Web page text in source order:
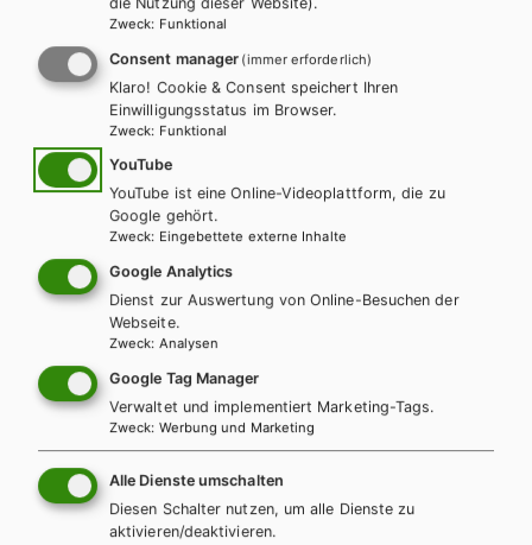
170035
978-3-230-03775-6
REIHE
Sprachbausteine – kompetenzorientiert. Ausgabe für
berufsbildende mittlere Schulen
PRODUKTVARIANTEN
Preise inkl. MwSt., zzgl. Versandkosten | E-Book-Codes sind nur bei Bestellung
über die Schulbuchaktion enthalten. | *Exklusiv über die Schulbuchaktion
erhältlich.
AUTOR/INNEN
Mag. Gertraud Geisler, Mag. Wolfgang Schörkhuber, Mag.
Reinhard Stockinger
BESCHREIBUNG
Die bewährte Reihe wurde an das neue Kompetenzmodell
Zweck: Funktional
Consent manager (immer erforderlich)
Klaro! Cookie & Consent speichert Ihren
Einwilligungsstatus im Browser.
Zweck: Funktional
YouTube
YouTube ist eine Online-Videoplattform, die zu
Google gehört.
Zweck: Eingebettete externe Inhalte
Google Analytics
Dienst zur Auswertung von Online-Besuchen der
Webseite.
Zweck: Analysen
Google Tag Manager
Verwaltet und implementiert Marketing-Tags.
Zweck: Werbung und Marketing
Alle Dienste umschalten
Diesen Schalter nutzen, um alle Dienste zu
aktivieren/deaktivieren.